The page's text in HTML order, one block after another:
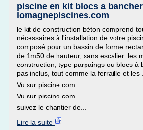
piscine en kit blocs a
lomagnepiscines.com
le kit de construction béton comprend
nécessaires à l'installation de votre
composé pour un bassin de forme
de 1m50 de hauteur, sans escalier. les
construction, type parpaings ou blocs à
pas inclus, tout comme la ferraille et les ...
Vu sur piscine.com
Vu sur piscine.com
suivez le chantier de...
Lire la suite